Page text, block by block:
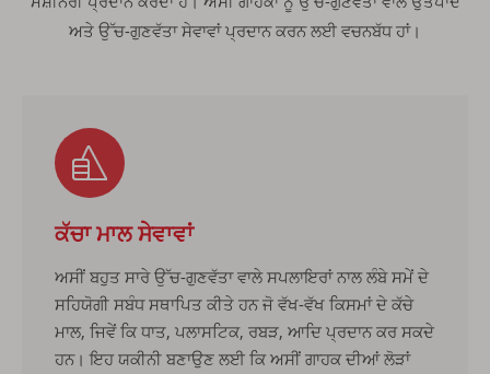
ਅਤੇ ਉੱਚ-ਗੁਣਵੱਤਾ ਸੇਵਾਵਾਂ ਪ੍ਰਦਾਨ ਕਰਨ ਲਈ ਵਚਨਬੱਧ ਹਾਂ।
ਕੱਚਾ ਮਾਲ ਸੇਵਾਵਾਂ
ਅਸੀਂ ਬਹੁਤ ਸਾਰੇ ਉੱਚ-ਗੁਣਵੱਤਾ ਵਾਲੇ ਸਪਲਾਇਰਾਂ ਨਾਲ ਲੰਬੇ ਸਮੇਂ ਦੇ
ਸਹਿਯੋਗੀ ਸਬੰਧ ਸਥਾਪਿਤ ਕੀਤੇ ਹਨ ਜੋ ਵੱਖ-ਵੱਖ ਕਿਸਮਾਂ ਦੇ ਕੱਚੇ
ਮਾਲ, ਜਿਵੇਂ ਕਿ ਧਾਤ, ਪਲਾਸਟਿਕ, ਰਬੜ, ਆਦਿ ਪ੍ਰਦਾਨ ਕਰ ਸਕਦੇ
ਹਨ। ਇਹ ਯਕੀਨੀ ਬਣਾਉਣ ਲਈ ਕਿ ਅਸੀਂ ਗਾਹਕ ਦੀਆਂ ਲੋੜਾਂ